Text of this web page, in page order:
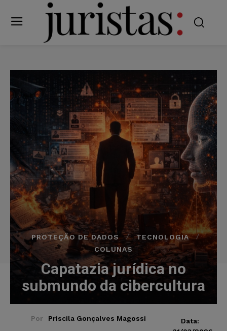
PROTEÇÃO DE DADOS
TECNOLOGIA
COLUNAS
Capatazia jurídica no
submundo da cibercultura
Por Priscila Gonçalves Magossi
Data: